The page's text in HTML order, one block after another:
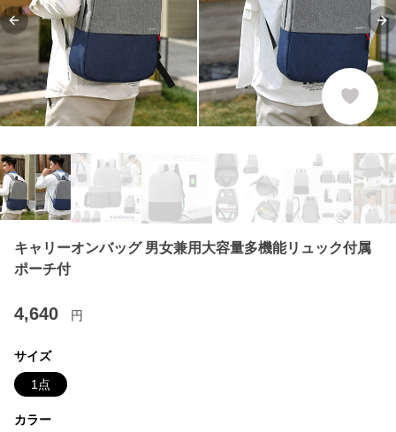
Previous slide
キャリーオンバッグ 男女兼用大容量多機能リュック付属
ポーチ付
4,640 円
サイズ
1点
カラー